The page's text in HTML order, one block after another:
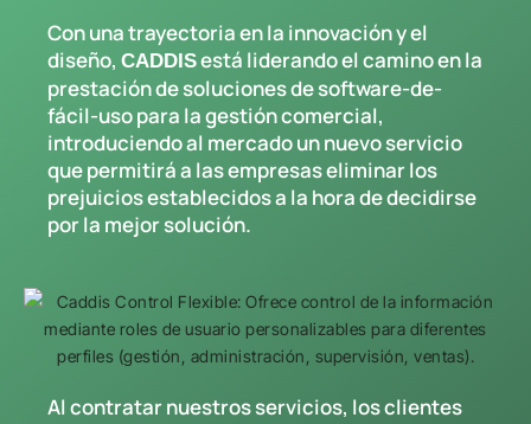
Con una trayectoria en la innovación y el
diseño, CADDISestá liderando el camino en la
prestación de soluciones de software-de-
fácil-uso para la gestión comercial,
introduciendo al mercado un nuevo servicio
que permitirá a las empresas eliminar los
prejuicios establecidos a la hora de decidirse
por la mejor solución.
Al contratar nuestros servicios, los clientes